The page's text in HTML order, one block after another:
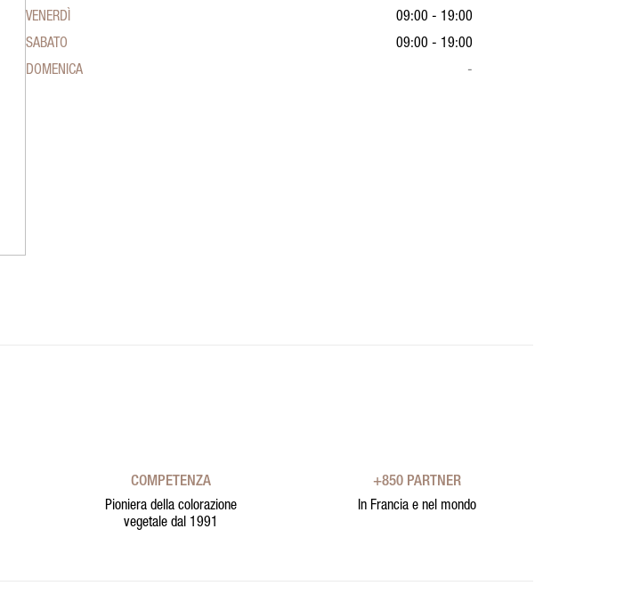
VENERDÌ
09:00 - 19:00
SABATO
09:00 - 19:00
DOMENICA
-
COMPETENZA
Pioniera della colorazione
vegetale dal 1991
+850 PARTNER
In Francia e nel mondo